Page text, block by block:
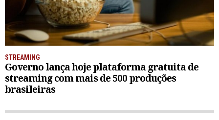
STREAMING
Governo lança hoje plataforma gratuita de
streaming com mais de 500 produções
brasileiras